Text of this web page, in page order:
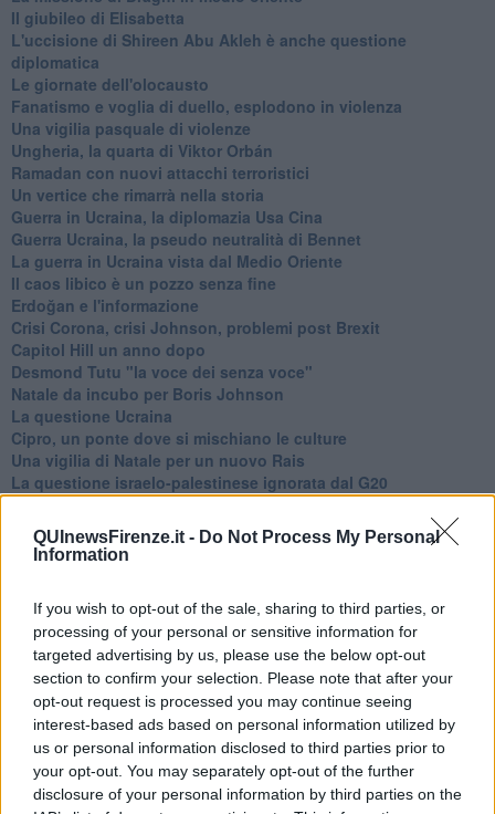
QUInewsFirenze.it - Do Not Process My Personal
Information
If you wish to opt-out of the sale, sharing to third parties, or
processing of your personal or sensitive information for
targeted advertising by us, please use the below opt-out
section to confirm your selection. Please note that after your
opt-out request is processed you may continue seeing
interest-based ads based on personal information utilized by
us or personal information disclosed to third parties prior to
your opt-out. You may separately opt-out of the further
disclosure of your personal information by third parties on the
Il giubileo di Elisabetta
L'uccisione di Shireen Abu Akleh è anche questione
diplomatica
Le giornate dell'olocausto
Fanatismo e voglia di duello, esplodono in violenza
Una vigilia pasquale di violenze
Ungheria, la quarta di Viktor Orbán
Ramadan con nuovi attacchi terroristici
Un vertice che rimarrà nella storia
Guerra in Ucraina, la diplomazia Usa Cina
Guerra Ucraina, la pseudo neutralità di Bennet
La guerra in Ucraina vista dal Medio Oriente
​Il caos libico è un pozzo senza fine
Erdoğan e l'informazione
Crisi Corona, crisi Johnson, problemi post Brexit
Capitol Hill un anno dopo
Desmond Tutu "la voce dei senza voce"
Natale da incubo per Boris Johnson
La questione Ucraina
Cipro, un ponte dove si mischiano le culture
Una vigilia di Natale per un nuovo Rais
La questione israelo-palestinese ignorata dal G20
Erdogan continua a sfidare l'Occidente
Libano, collasso economico e guerra civile
Johnson, da Trump a Biden alla Brexit
Papa Bergoglio vedrà Viktor Orbán
Bennet, un giorno in attesa di Biden
Il ritorno dei talebani
​La lenta agonia del Libano
Sudafrica, è allarme alimentare
Usa di nuovo al centro della geopolitica internazionale
L’appuntamento di Israele con il cambiamento
La farsa delle elezioni in Siria
In Medioriente non ci sono favole, solo realtà